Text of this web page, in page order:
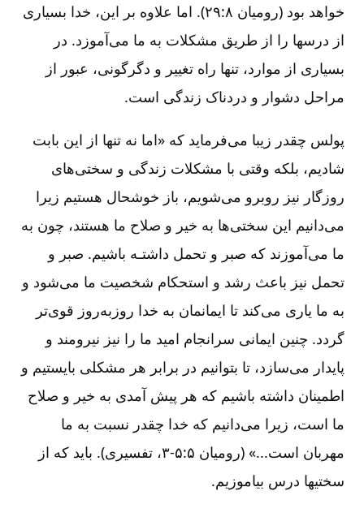
خواهد بود (رومیان ۸:‏۲۹). اما علاوه بر این‌، خدا بسیاری
از درسها را از طریق مشکلات به ما می‌آموزد. در
بسیاری از موارد، تنها راه تغییر و دگرگونی‌، عبور از
مراحل دشوار و دردناک زندگی است‌.
پولس چقدر زیبا می‌فرماید که «اما نه تنها از این بابت
شادیم‌، بلکه وقتی با مشکلات زندگی و سختی‌های
روزگار نیز روبرو می‌شویم‌، باز خوشحال هستیم زیرا
می‌دانیم این سختی‌ها به خیر و صلاح ما هستند، چون به
ما می‌آموزند که صبر و تحمل داشتـه باشیم‌. صبر و
تحمل نیز باعث رشد و استحکام شخصیت ما می‌شود و
به ما یاری می‌کند تا ایمانمان به خدا روزبه‌روز قوی‌تر
گردد. چنین ایمانی سرانجام امید ما را نیز نیرومند و
پایدار می‌سازد، تا بتوانیم در برابر هر مشکلی بایستیم و
اطمینان داشته باشیم که هر پیش آمدی به خیر و صلاح
ما است‌، زیرا می‌دانیم که خدا چقدر نسبت به ما
مهربان است‌...» (رومیان ۵:‏۳-۵، تفسیری‌). باید که از
سختیها درس بیاموزیم‌.